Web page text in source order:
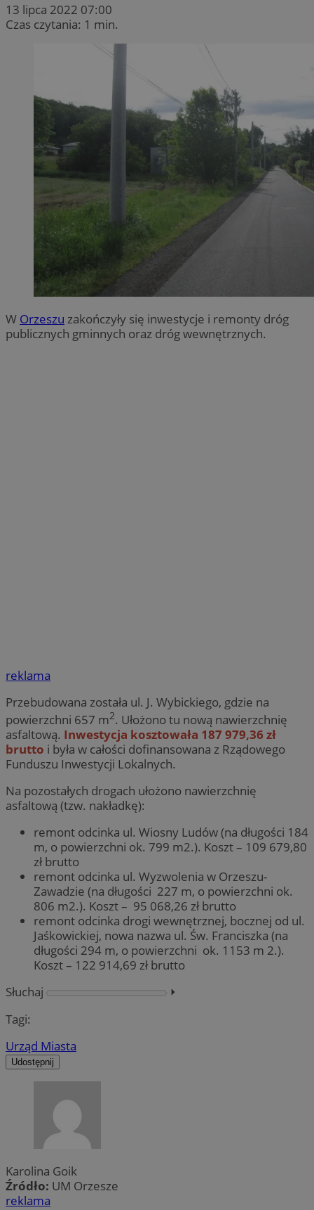
13 lipca 2022 07:00
Czas czytania: 1 min.
W Orzeszu zakończyły się inwestycje i remonty dróg
publicznych gminnych oraz dróg wewnętrznych.
reklama
Przebudowana została ul. J. Wybickiego, gdzie na
powierzchni 657 m2. Ułożono tu nową nawierzchnię
asfaltową. Inwestycja kosztowała 187 979,36 zł
brutto i była w całości dofinansowana z Rządowego
Funduszu Inwestycji Lokalnych.
Na pozostałych drogach ułożono nawierzchnię
asfaltową (tzw. nakładkę):
remont odcinka ul. Wiosny Ludów (na długości 184
m, o powierzchni ok. 799 m2.). Koszt – 109 679,80
zł brutto
remont odcinka ul. Wyzwolenia w Orzeszu-
Zawadzie (na długości 227 m, o powierzchni ok.
806 m2.). Koszt – 95 068,26 zł brutto
remont odcinka drogi wewnętrznej, bocznej od ul.
Jaśkowickiej, nowa nazwa ul. Św. Franciszka (na
długości 294 m, o powierzchni ok. 1153 m 2.).
Koszt – 122 914,69 zł brutto
Słuchaj
⏵︎
Tagi:
Urząd Miasta
Udostępnij
Karolina Goik
Źródło: UM Orzesze
reklama